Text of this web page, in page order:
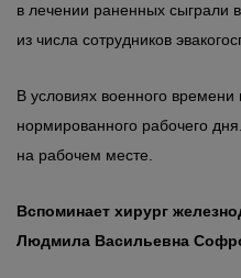
в лечении раненных сыграли
из числа сотрудников
В условиях военного времени
нормированного рабочего
на рабочем месте.
Вспоминает хирург
Людмила Васильевна